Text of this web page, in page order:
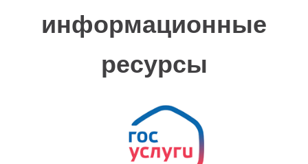
информационные
ресурсы